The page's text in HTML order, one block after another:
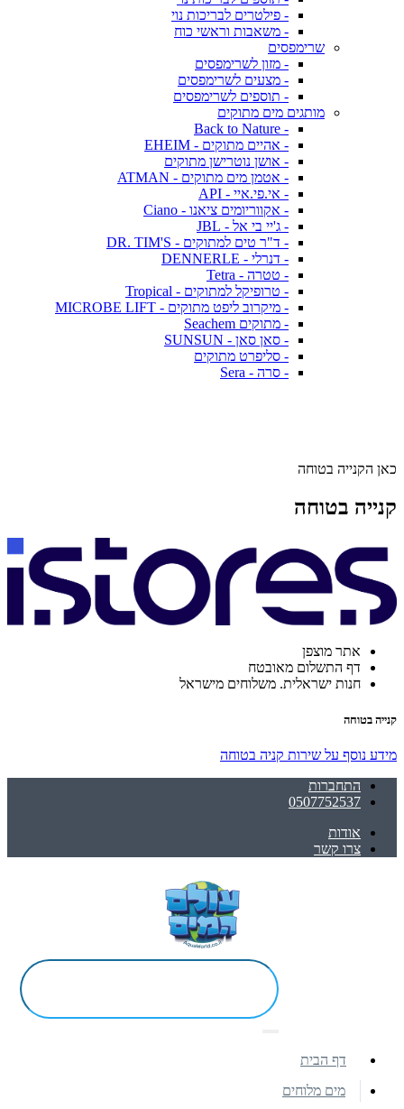
- פילטרים לבריכות נוי
- משאבות וראשי כוח
שרימפסים
- מזון לשרימפסים
- מצעים לשרימפסים
- תוספים לשרימפסים
מותגים מים מתוקים
- Back to Nature
- אהיים מתוקים - EHEIM
- אושן נוטרישן מתוקים
- אטמן מים מתוקים - ATMAN
- אי.פי.איי - API
- אקווריומים ציאנו - Ciano
- ג'יי בי אל - JBL
- ד"ר טים למתוקים - DR. TIM'S
- דנרלי - DENNERLE
- טטרה - Tetra
- טרופיקל למתוקים - Tropical
- מיקרוב ליפט מתוקים - MICROBE LIFT
- מתוקים Seachem
- סאן סאן - SUNSUN
- סליפרט מתוקים
- סרה - Sera
כאן הקנייה בטוחה
קנייה בטוחה
אתר מוצפן
דף התשלום מאובטח
חנות ישראלית. משלוחים מישראל
קנייה בטוחה
מידע נוסף על שירות קניה בטוחה
התחברות
0507752537
אודות
צרו קשר
דף הבית
מים מלוחים